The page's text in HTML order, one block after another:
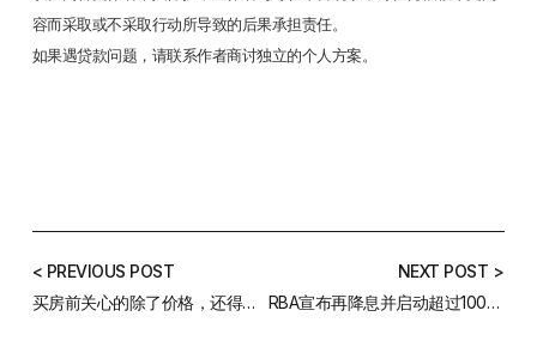
容而采取或不采取行动所导致的后果承担责任。
如果遇贷款问题，请联系作者商讨独立的个人方案。
< PREVIOUS POST
买房前关心的除了价格，还得有这些——10月最新利率及房贷政策更新汇总
NEXT POST >
RBA宣布再降息并启动超过1000亿澳元的量化宽松